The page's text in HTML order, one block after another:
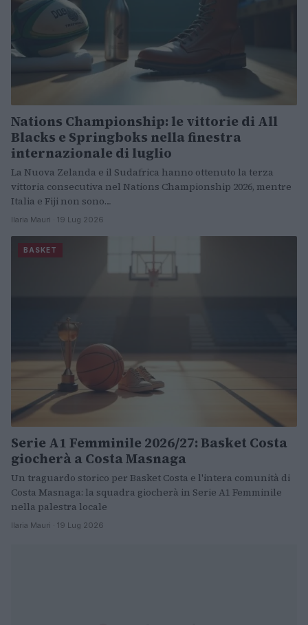
Nations Championship: le vittorie di All
Blacks e Springboks nella finestra
internazionale di luglio
La Nuova Zelanda e il Sudafrica hanno ottenuto la terza
vittoria consecutiva nel Nations Championship 2026, mentre
Italia e Fiji non sono…
Ilaria Mauri · 19 Lug 2026
BASKET
Serie A1 Femminile 2026/27: Basket Costa
giocherà a Costa Masnaga
Un traguardo storico per Basket Costa e l'intera comunità di
Costa Masnaga: la squadra giocherà in Serie A1 Femminile
nella palestra locale
Ilaria Mauri · 19 Lug 2026